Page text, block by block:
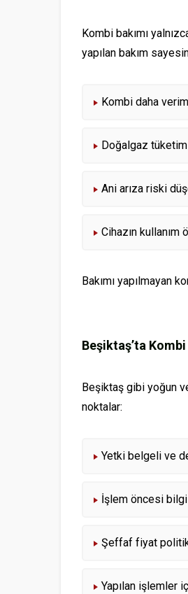
Kombi bakımı
yapılan bakım
Kombi daha
Doğalgaz
Ani arıza riski
Cihazın kullanım
Bakımı yapılmayan
Beşiktaş’ta
Beşiktaş gibi yoğun
noktalar:
Yetki belgeli ve
İşlem öncesi
Şeffaf fiyat
Yapılan işlemler